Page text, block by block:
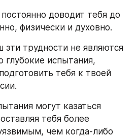
доводит тебя до
физически и духовно.
трудности не являются
глубокие испытания,
тебя к твоей
могут казаться
тебя более
чем когда‑либо